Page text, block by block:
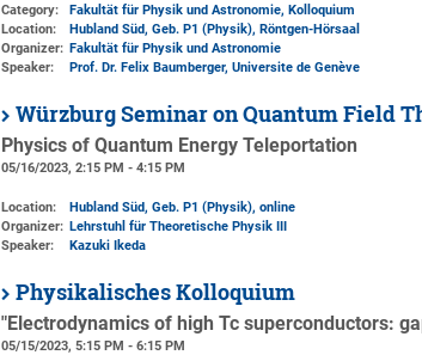
Category:
Fakultät für Physik und Astronomie, Kolloquium
Location:
Hubland Süd, Geb. P1 (Physik), Röntgen-Hörsaal
Organizer: Fakultät für Physik und Astronomie
Speaker:
Prof. Dr. Felix Baumberger, Universite de Genève
Würzburg Seminar on Quantum Field
Physics of Quantum Energy Teleportation
05/16/2023, 2:15 PM - 4:15 PM
Location: Hubland Süd, Geb. P1 (Physik), online
Organizer: Lehrstuhl für Theoretische Physik III
Speaker:
Kazuki Ikeda
Physikalisches Kolloquium
"Electrodynamics of high Tc superconductors:
05/15/2023, 5:15 PM - 6:15 PM